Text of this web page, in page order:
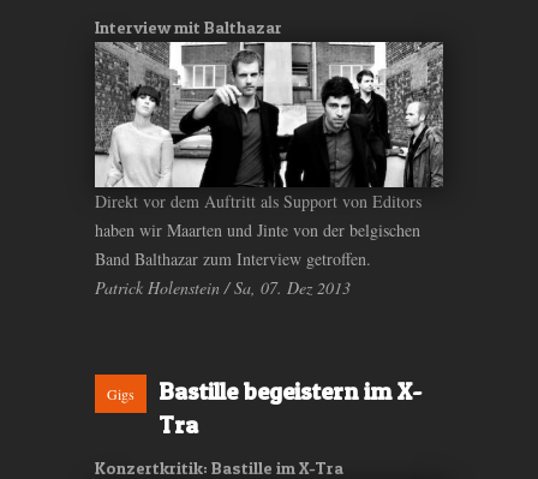
Interview mit Balthazar
Direkt vor dem Auftritt als Support von Editors
haben wir Maarten und Jinte von der belgischen
Band Balthazar zum Interview getroffen.
Patrick Holenstein / Sa, 07. Dez 2013
Gigs
Bastille begeistern im X-
Tra
Konzertkritik: Bastille im X-Tra